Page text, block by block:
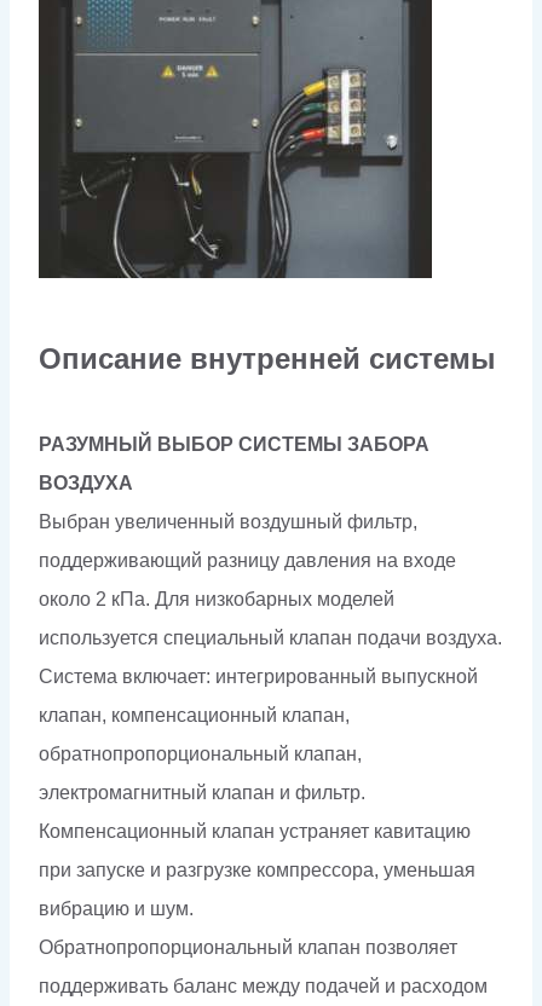
Описание внутренней системы
РАЗУМНЫЙ ВЫБОР СИСТЕМЫ ЗАБОРА
ВОЗДУХА
Выбран увеличенный воздушный фильтр,
поддерживающий разницу давления на входе
около 2 кПа. Для низкобарных моделей
используется специальный клапан подачи воздуха.
Система включает: интегрированный выпускной
клапан, компенсационный клапан,
обратнопропорциональный клапан,
электромагнитный клапан и фильтр.
Компенсационный клапан устраняет кавитацию
при запуске и разгрузке компрессора, уменьшая
вибрацию и шум.
Обратнопропорциональный клапан позволяет
поддерживать баланс между подачей и расходом